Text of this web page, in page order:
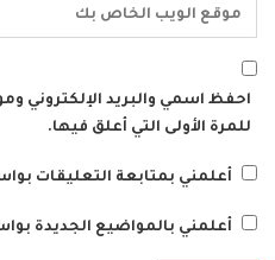
احفظ اسمي والبريد الإلكتروني
للمرة الأولى التي أعلق فيها.
أعلمني بمتابعة التعليقات
أعلمني بالمواضيع الجديدة